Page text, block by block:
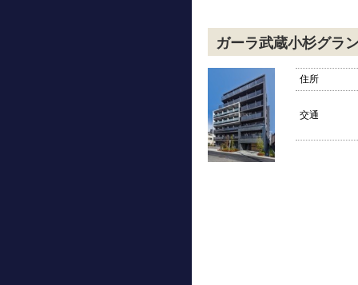
ガーラ武蔵小杉グラ
住所
交通